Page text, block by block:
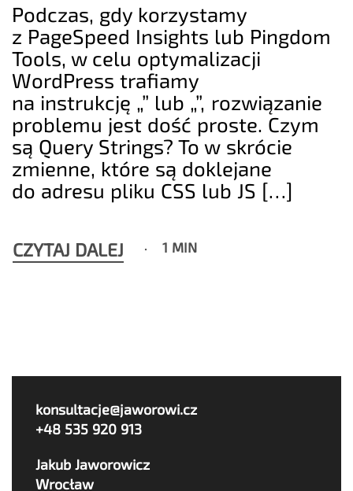
Podczas, gdy korzystamy
z PageSpeed Insights lub Pingdom
Tools, w celu optymalizacji
WordPress trafiamy
na instrukcję „” lub „”, rozwiązanie
problemu jest dość proste. Czym
są Query Strings? To w skrócie
zmienne, które są doklejane
do adresu pliku CSS lub JS […]
CZYTAJ DALEJ 1 MIN
konsultacje@jaworowi.cz
+48 535 920 913
Jakub Jaworowicz
Wrocław